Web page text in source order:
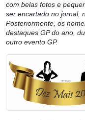
com belas fotos e
ser encartado no jornal,
Posteriormente, os
destaques GP do ano,
outro evento GP.